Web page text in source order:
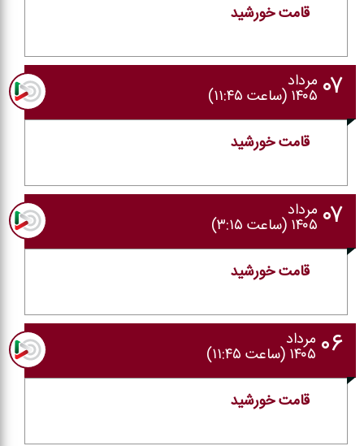
قامت خورشید
۰۷ مرداد
۱۴۰۵ (ساعت ۱۱:۴۵)
قامت خورشید
۰۷ مرداد
۱۴۰۵ (ساعت ۳:۱۵)
قامت خورشید
۰۶ مرداد
۱۴۰۵ (ساعت ۱۱:۴۵)
قامت خورشید